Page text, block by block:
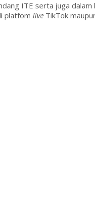
ITE serta juga
platfom live TikTok